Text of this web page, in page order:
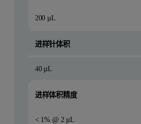
200 µL
进样针体积
40 µL
进样体积精度
< 1% @ 2 µL